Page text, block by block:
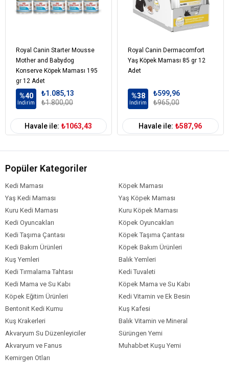
Royal Canin Starter Mousse
Mother and Babydog
Konserve Köpek Maması 195
gr 12 Adet
%40
İndirim
₺1.085,13
₺1.800,00
Havale ile: ₺1063,43
Royal Canin Dermacomfort
Yaş Köpek Maması 85 gr 12
Adet
%38
İndirim
₺599,96
₺965,00
Havale ile: ₺587,96
Popüler Kategoriler
Kedi Maması
Köpek Maması
Yaş Kedi Maması
Yaş Köpek Maması
Kuru Kedi Maması
Kuru Köpek Maması
Kedi Oyuncakları
Köpek Oyuncakları
Kedi Taşıma Çantası
Köpek Taşıma Çantası
Kedi Bakım Ürünleri
Köpek Bakım Ürünleri
Kuş Yemleri
Balık Yemleri
Kedi Tırmalama Tahtası
Kedi Tuvaleti
Kedi Mama ve Su Kabı
Köpek Mama ve Su Kabı
Köpek Eğitim Ürünleri
Kedi Vitamin ve Ek Besin
Bentonit Kedi Kumu
Kuş Kafesi
Kuş Krakerleri
Balık Vitamin ve Mineral
Akvaryum Su Düzenleyiciler
Sürüngen Yemi
Akvaryum ve Fanus
Muhabbet Kuşu Yemi
Kemirgen Otları